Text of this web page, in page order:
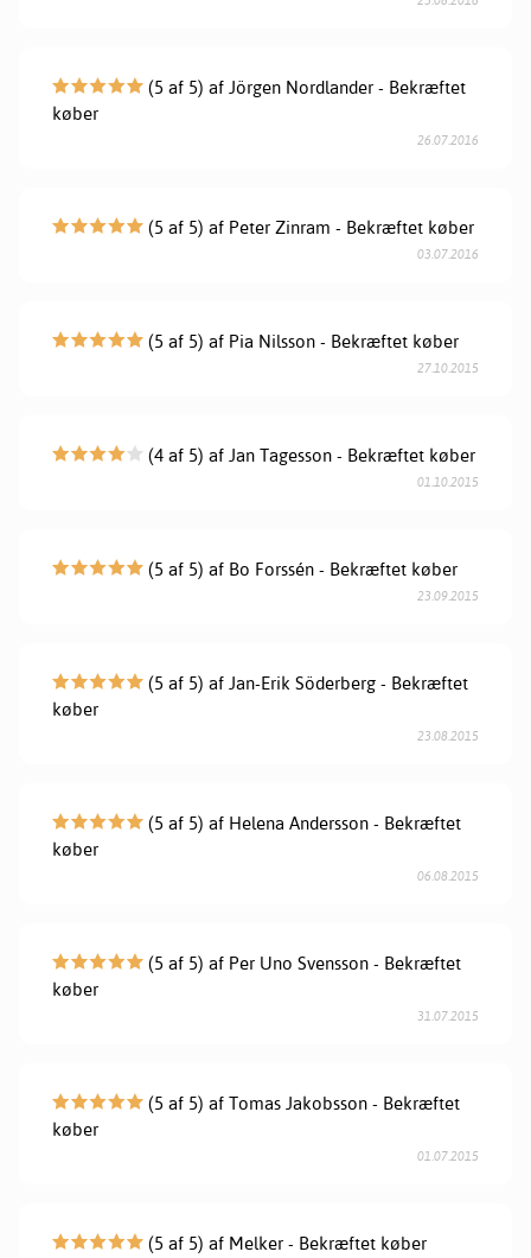
(5 af 5) af Jörgen Nordlander - Bekræftet
køber
26.07.2016
(5 af 5) af Peter Zinram - Bekræftet køber
03.07.2016
(5 af 5) af Pia Nilsson - Bekræftet køber
27.10.2015
(4 af 5) af Jan Tagesson - Bekræftet køber
01.10.2015
(5 af 5) af Bo Forssén - Bekræftet køber
23.09.2015
(5 af 5) af Jan-Erik Söderberg - Bekræftet
køber
23.08.2015
(5 af 5) af Helena Andersson - Bekræftet
køber
06.08.2015
(5 af 5) af Per Uno Svensson - Bekræftet
køber
31.07.2015
(5 af 5) af Tomas Jakobsson - Bekræftet
køber
01.07.2015
(5 af 5) af Melker - Bekræftet køber